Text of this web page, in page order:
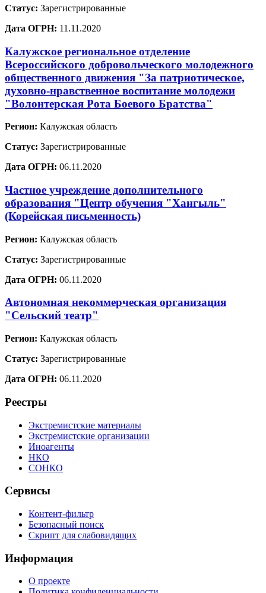
Статус: Зарегистрированные
Дата ОГРН: 11.11.2020
Калужское региональное отделение
Всероссийского добровольческого молодежного
общественного движения "За патриотическое,
духовно-нравственное воспитание молодежи
"Волонтерская Рота Боевого Братства"
Регион: Калужская область
Статус: Зарегистрированные
Дата ОГРН: 06.11.2020
Частное учреждение дополнительного
образования "Центр обучения "Хангыль"
(Корейская письменность)
Регион: Калужская область
Статус: Зарегистрированные
Дата ОГРН: 06.11.2020
Автономная некоммерческая организация
"Сельский театр"
Регион: Калужская область
Статус: Зарегистрированные
Дата ОГРН: 06.11.2020
Реестры
Экстремистские материалы
Экстремистские организации
Иноагенты
НКО
СОНКО
Сервисы
Контент-фильтр
Безопасный поиск
Скрипт для слабовидящих
Информация
О проекте